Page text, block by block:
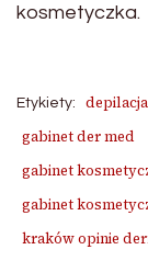
kosmetyczka.
Etykiety:
gabinet der med
gabinet
gabinet
kraków opinie